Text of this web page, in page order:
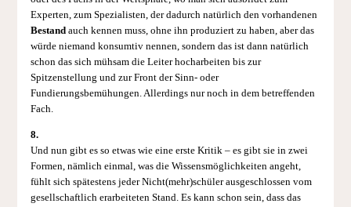
Experten, zum Spezialisten, der dadurch natürlich den vorhandenen
Bestandauch kennen muss, ohne ihn produziert zu haben, aber das
würde niemand konsumtiv nennen, sondern das ist dann natürlich
schon das sich mühsam die Leiter hocharbeiten bis zur
Spitzenstellung und zur Front der Sinn- oder
Fundierungsbemühungen. Allerdings nur noch in dem betreffenden
Fach.
8.
Und nun gibt es so etwas wie eine erste Kritik – es gibt sie in zwei
Formen, nämlich einmal, was die Wissensmöglichkeiten angeht,
fühlt sich spätestens jeder Nicht(mehr)schüler ausgeschlossen vom
gesellschaftlich erarbeiteten Stand. Es kann schon sein, dass das